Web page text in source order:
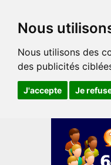
Nous
Nous utilisons des
des publicités
J'accepte Je